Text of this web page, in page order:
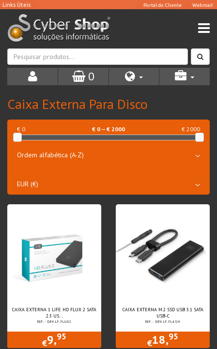
0
Caixa Externa Para Disco
€ 0 € 2000
€ 0 — € 2000
CAIXA EXTERNA 1 LIFE HD FLUX 2 SATA
2.5 US...
REF.: DRV.LF.FLUX2
€9,95
CAIXA EXTERNA M.2 SSD USB 3.1 SATA
USB-C
REF.: DRV.LF.FLASH
€18,95